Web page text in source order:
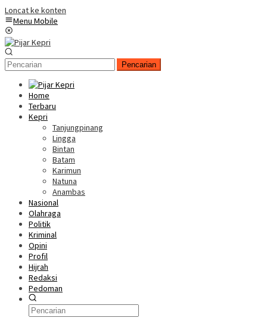
Loncat ke konten
Menu Mobile
Pencarian
Home
Terbaru
Kepri
Tanjungpinang
Lingga
Bintan
Batam
Karimun
Natuna
Anambas
Nasional
Olahraga
Politik
Kriminal
Opini
Profil
Hijrah
Redaksi
Pedoman